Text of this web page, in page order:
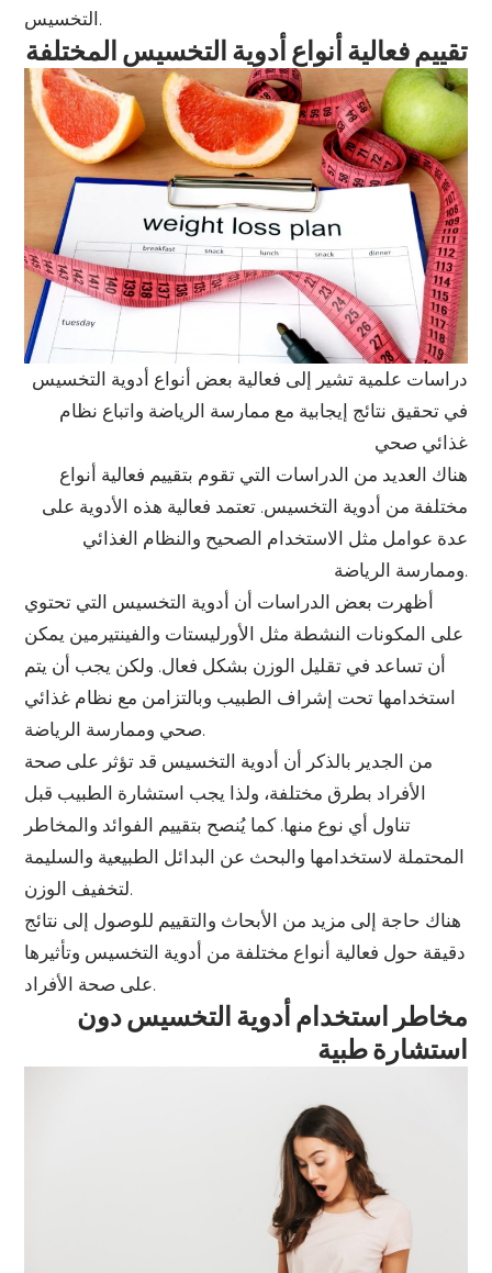
التخسيس.
تقييم فعالية أنواع أدوية التخسيس المختلفة
دراسات علمية تشير إلى فعالية بعض أنواع أدوية التخسيس
في تحقيق نتائج إيجابية مع ممارسة الرياضة واتباع نظام
غذائي صحي
هناك العديد من الدراسات التي تقوم بتقييم فعالية أنواع
مختلفة من أدوية التخسيس. تعتمد فعالية هذه الأدوية على
عدة عوامل مثل الاستخدام الصحيح والنظام الغذائي
وممارسة الرياضة.
أظهرت بعض الدراسات أن أدوية التخسيس التي تحتوي
على المكونات النشطة مثل الأورليستات والفينتيرمين يمكن
أن تساعد في تقليل الوزن بشكل فعال. ولكن يجب أن يتم
استخدامها تحت إشراف الطبيب وبالتزامن مع نظام غذائي
صحي وممارسة الرياضة.
من الجدير بالذكر أن أدوية التخسيس قد تؤثر على صحة
الأفراد بطرق مختلفة، ولذا يجب استشارة الطبيب قبل
تناول أي نوع منها. كما يُنصح بتقييم الفوائد والمخاطر
المحتملة لاستخدامها والبحث عن البدائل الطبيعية والسليمة
لتخفيف الوزن.
هناك حاجة إلى مزيد من الأبحاث والتقييم للوصول إلى نتائج
دقيقة حول فعالية أنواع مختلفة من أدوية التخسيس وتأثيرها
على صحة الأفراد.
مخاطر استخدام أدوية التخسيس دون
استشارة طبية